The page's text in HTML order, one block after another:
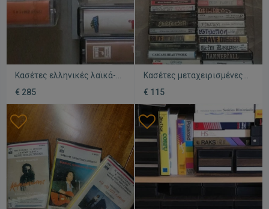
Κασέτες ελληνικές λαϊκά-
€ 285
Κασέτες μεταχειρισμένες,
€ 115